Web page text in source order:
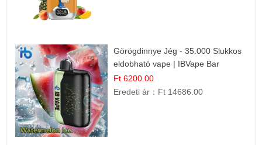
Görögdinnye Jég - 35.000 Slukkos
eldobható vape | IBVape Bar
Frissítő Nyári Íz
Ft 6200.00
Eredeti ár： Ft 14686.00